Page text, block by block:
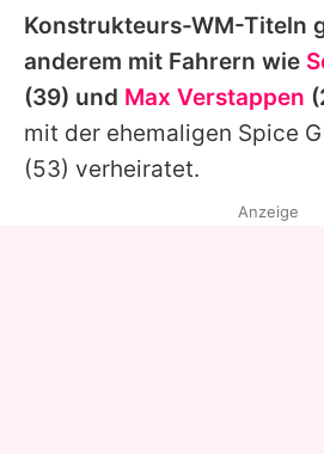
Konstrukteurs-WM-Titeln
anderem mit Fahrern wie
(39) und Max Verstappen
mit der ehemaligen Spice
(53) verheiratet.
Anzeige